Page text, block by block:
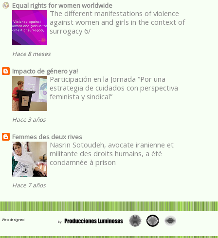
Equal rights for women worldwide
The different manifestations of violence
against women and girls in the context of
surrogacy 6/
Hace 8 meses
Impacto de género ya!
Participación en la Jornada “Por una
estrategia de cuidados con perspectiva
feminista y sindical”
Hace 3 años
Femmes des deux rives
Nasrin Sotoudeh, avocate iranienne et
militante des droits humains, a été
condamnée à prison
Hace 7 años
Web designed